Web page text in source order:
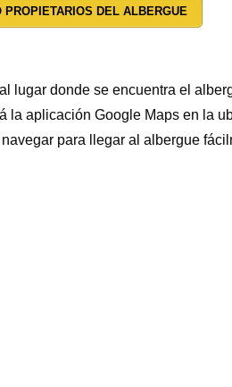
PROPIETARIOS DEL ALBERGUE
lugar donde se encuentra el
la aplicación Google Maps en la
para llegar al albergue